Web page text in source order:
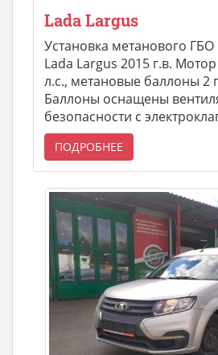
Lada Largus
Установка метанового ГБО
Lada Largus 2015 г.в.
л.с., метановые баллоны 2
Баллоны оснащены
безопасности с
ПОДРОБНЕЕ